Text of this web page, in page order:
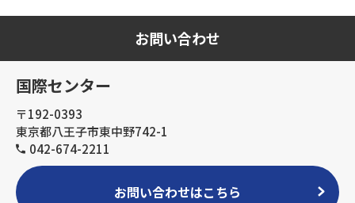
お問い合わせ
国際センター
〒192-0393
東京都八王子市東中野742-1
042-674-2211
お問い合わせはこちら